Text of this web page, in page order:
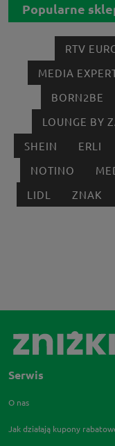
Popularne
RTV
MEDIA
BORN2BE
LOUNGE BY
SHEIN
ERLI
NOTINO
LIDL
ZNAK
Serwis
O nas
Jak działają kupony